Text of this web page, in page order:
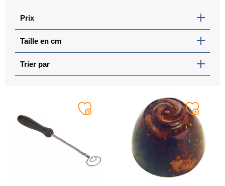
Prix
Taille en cm
Trier par
Ajouter
Ajouter
à
ma
liste